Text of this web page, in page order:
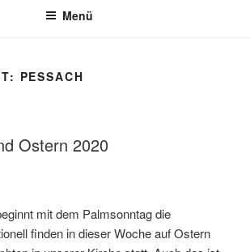
Menü
PESSACH
Ostern 2020
mit dem Palmsonntag die
finden in dieser Woche auf Ostern